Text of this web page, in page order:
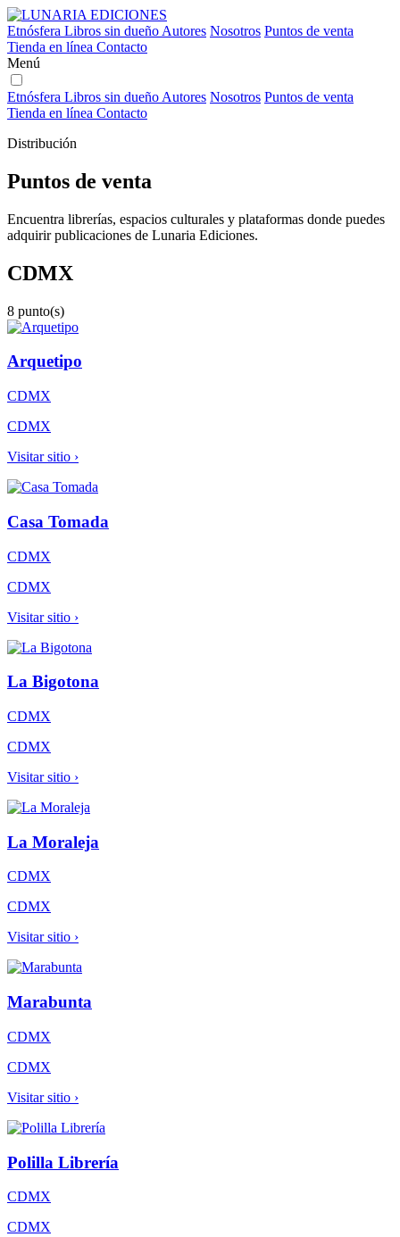
Etnósfera Libros sin dueño Autores Nosotros Puntos de venta
Tienda en línea Contacto
Menú
Etnósfera Libros sin dueño Autores Nosotros Puntos de venta
Tienda en línea Contacto
Distribución
Puntos de venta
Encuentra librerías, espacios culturales y plataformas donde puedes
adquirir publicaciones de Lunaria Ediciones.
CDMX
8 punto(s)
Arquetipo
CDMX
CDMX
Visitar sitio ›
Casa Tomada
CDMX
CDMX
Visitar sitio ›
La Bigotona
CDMX
CDMX
Visitar sitio ›
La Moraleja
CDMX
CDMX
Visitar sitio ›
Marabunta
CDMX
CDMX
Visitar sitio ›
Polilla Librería
CDMX
CDMX